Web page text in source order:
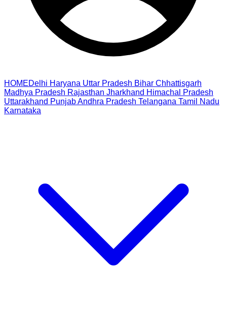
HOMEDelhi Haryana Uttar Pradesh Bihar Chhattisgarh
Madhya Pradesh Rajasthan Jharkhand Himachal Pradesh
Uttarakhand PunjabAndhra Pradesh Telangana Tamil Nadu
Karnataka